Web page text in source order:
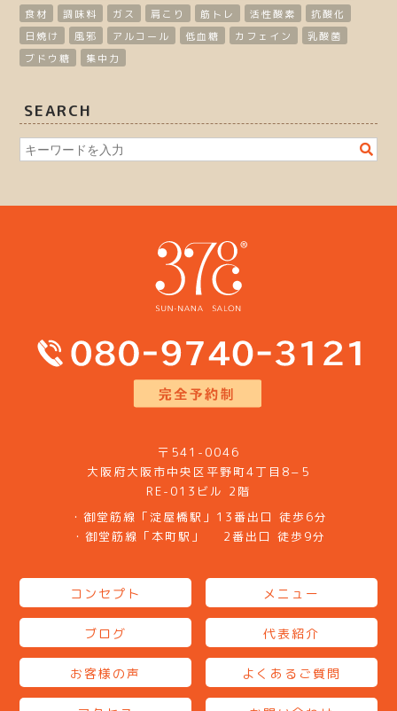
食材
調味料 ガス 肩こり 筋トレ 活性酸素
抗酸化
日焼け
風邪 アルコール 低血糖 カフェイン
乳酸菌
ブドウ糖
集中力
SEARCH
〒541-0046
大阪府大阪市中央区平野町4丁目8−5
RE-013ビル 2階
・御堂筋線「淀屋橋駅」13番出口 徒歩6分
・御堂筋線「本町駅」 2番出口 徒歩9分
コンセプト メニュー
ブログ 代表紹介
お客様の声 よくあるご質問